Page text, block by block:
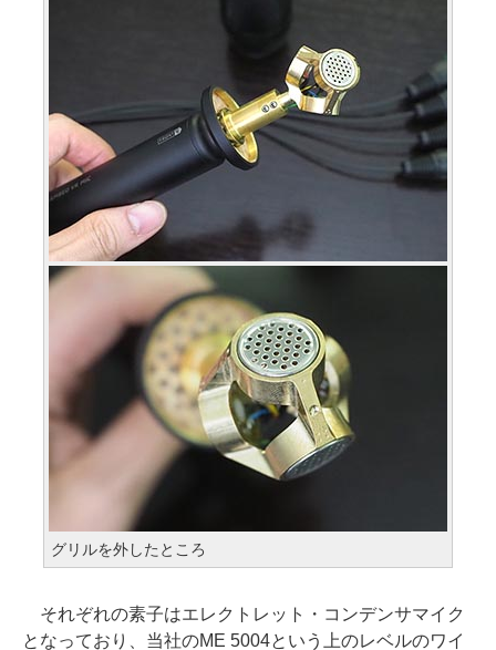
グリルを外したところ
それぞれの素子はエレクトレット・コンデンサマイク
となっており、当社のME 5004という上のレベルのワイ